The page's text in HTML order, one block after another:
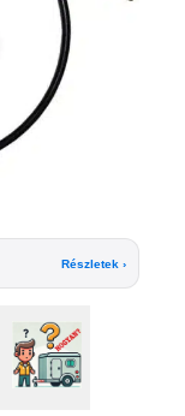
Részletek ›